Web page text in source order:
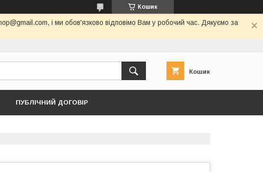
Кошик
і ми обов'язково відповімо Вам у робочий час. Дякуємо за
Кошик
ПУБЛІЧНИЙ ДОГОВІР